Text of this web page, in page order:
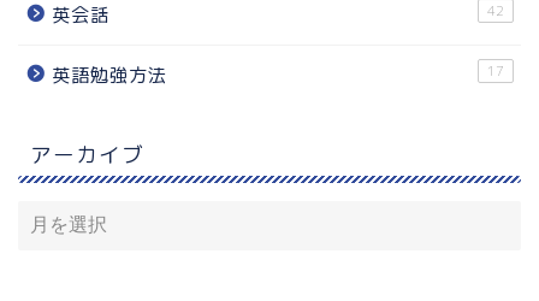
英会話 42
英語勉強方法 17
アーカイブ